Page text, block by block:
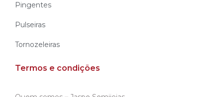
Pingentes
Pulseiras
Tornozeleiras
Termos e condições